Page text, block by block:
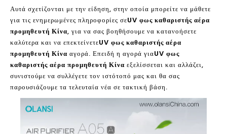
Αυτά σχετίζονται με την είδηση, στην οποία μπορείτε να μάθετε
για τις ενημερωμένες πληροφορίες σεUV φως καθαριστής αέρα
προμηθευτή Κίνα, για να σας βοηθήσουμε να κατανοήσετε
καλύτερα και να επεκτείνετεUV φως καθαριστής αέρα
προμηθευτή Κίνα αγορά. Επειδή η αγορά γιαUV φως
καθαριστής αέρα προμηθευτή Κίνα εξελίσσεται και αλλάζει,
συνιστούμε να συλλέγετε τον ιστότοπό μας και θα σας
παρουσιάζουμε τα τελευταία νέα σε τακτική βάση.